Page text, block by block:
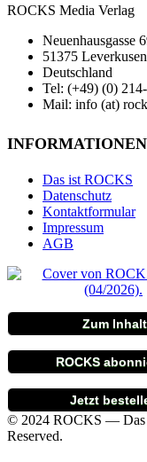
ROCKS Media Verlag
Neuenhausgasse
51375 Leverkusen
Deutschland
Tel: (+49) (0)
Mail: info (at)
INFORMATIONEN
Das ist ROCKS
Datenschutz
Kontaktformular
Impressum
AGB
Zum Inhalt
ROCKS
Jetzt
© 2024 ROCKS — Das
Reserved.